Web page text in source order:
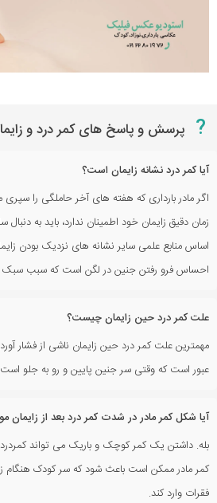
? پرسش و پاسخ های کمر درد و
آیا کمر درد نشانه زایمان است؟
اگر مادر بارداری که هفته های آخر حاملگی را سپری
زمان دقیق زایمان خود اطمینان ندارد، باید به دنبال
اساس منابع علمی سایر نشانه های نزدیک بودن
احساس فرو رفتن جنین در لگن است که سبب
علت کمر درد حین زایمان چیست؟
مهمترین علت کمر درد حین زایمان ناشی از فشار
عبور است که وقتی سر جنین پایین و رو به جلو
آیا شکل کمر مادر در شدت کمر درد بعد از زایمان
بله. داشتن یک کمر کوچک و باریک می تواند کمردرد
کمر مادر ممکن است باعث شود که سر کودک هنگام
فقرات وارد کند.